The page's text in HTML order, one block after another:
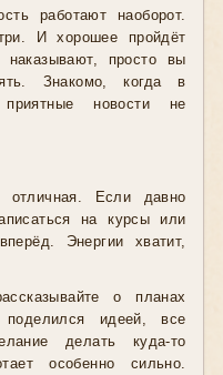
работают наоборот.
И хорошее пройдёт
просто вы
Знакомо, когда в
новости не
Если давно
на курсы или
Энергии хватит,
о планах
идеей, все
делать куда-то
особенно сильно.